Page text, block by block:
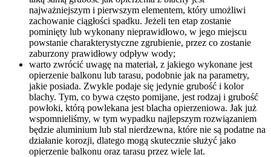
najważniejszym i pierwszym elementem, który umożliwi
zachowanie ciągłości spadku. Jeżeli ten etap zostanie
pominięty lub wykonany nieprawidłowo, w jego miejscu
powstanie charakterystyczne zgrubienie, przez co zostanie
zaburzony prawidłowy odpływ wody;
warto zwrócić uwagę na materiał, z jakiego wykonane jest
opierzenie balkonu lub tarasu, podobnie jak na parametry,
jakie posiada. Zwykle podaje się jedynie grubość i kolor
blachy. Tym, co bywa często pomijane, jest rodzaj i grubość
powłoki, którą powlekana jest blacha opierzeniowa. Jak już
wspomnieliśmy, w tym wypadku najlepszym rozwiązaniem
będzie aluminium lub stal nierdzewna, które nie są podatne na
działanie korozji, dlatego mogą skutecznie służyć jako
opierzenie balkonu oraz tarasu przez wiele lat.